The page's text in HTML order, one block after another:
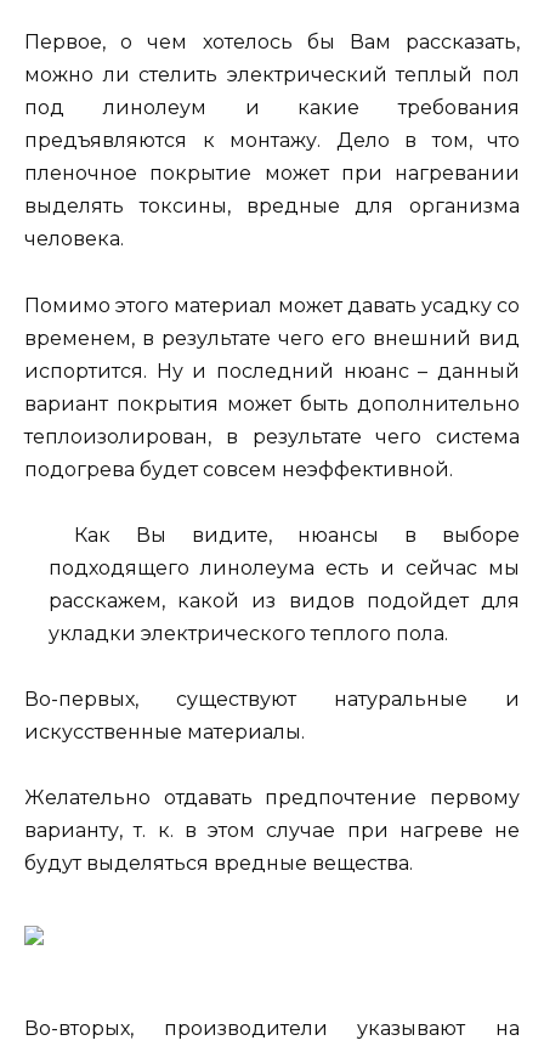
Первое, о чем хотелось бы Вам рассказать,
можно ли стелить электрический теплый пол
под линолеум и какие требования
предъявляются к монтажу. Дело в том, что
пленочное покрытие может при нагревании
выделять токсины, вредные для организма
человека.
Помимо этого материал может давать усадку со
временем, в результате чего его внешний вид
испортится. Ну и последний нюанс – данный
вариант покрытия может быть дополнительно
теплоизолирован, в результате чего система
подогрева будет совсем неэффективной.
Как Вы видите, нюансы в выборе
подходящего линолеума есть и сейчас мы
расскажем, какой из видов подойдет для
укладки электрического теплого пола.
Во-первых, существуют натуральные и
искусственные материалы.
Желательно отдавать предпочтение первому
варианту, т. к. в этом случае при нагреве не
будут выделяться вредные вещества.
Во-вторых, производители указывают на